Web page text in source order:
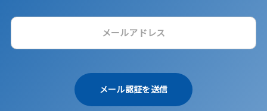
メール認証を送信